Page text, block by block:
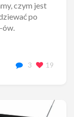
czym jest
po
ów.
3 19